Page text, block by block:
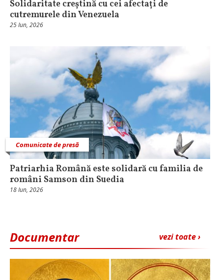
Solidaritate creștină cu cei afectați de
cutremurele din Venezuela
25 Iun, 2026
Comunicate de presă
Patriarhia Română este solidară cu familia de
români Samson din Suedia
18 Iun, 2026
vezi toate ›
Documentar